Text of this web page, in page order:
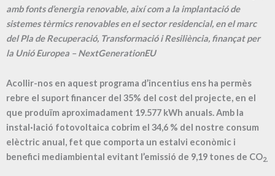
amb fonts d’energia renovable, així com a la implantació de
sistemes tèrmics renovables en el sector residencial, en el marc
del Pla de Recuperació, Transformació i Resiliència, finançat per
la Unió Europea – NextGenerationEU
Acollir-nos en aquest programa d’incentius ens ha permès
rebre el suport financer del 35% del cost del projecte, en el
que produïm aproximadament 19.577 kWh anuals. Amb la
instal·lació fotovoltaica cobrim el 34,6 % del nostre consum
elèctric anual, fet que comporta un estalvi econòmic i
benefici mediambiental evitant l’emissió de 9,19 tones de CO2.